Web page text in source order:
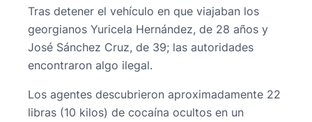
Tras detener el vehículo en que viajaban los
georgianos Yuricela Hernández, de 28 años y
José Sánchez Cruz, de 39; las autoridades
encontraron algo ilegal.
Los agentes descubrieron aproximadamente 22
libras (10 kilos) de cocaína ocultos en un